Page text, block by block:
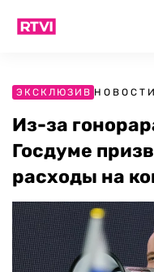
ЭКСКЛЮЗИВ НОВОСТИ
Из-за
Госдуме
расходы на